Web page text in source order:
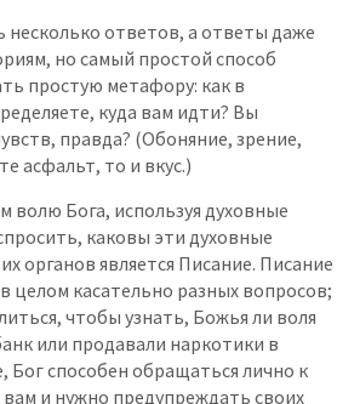
ответов, а ответы даже
но самый простой способ
простую метафору: как в
куда вам идти? Вы
правда? (Обоняние, зрение,
асфальт, то и вкус.)
волю Бога, используя духовные
каковы эти духовные
органов является Писание. Писание
целом касательно разных вопросов;
чтобы узнать, Божья ли воля
или продавали наркотики в
Бог способен обращаться лично к
и нужно предупреждать своих